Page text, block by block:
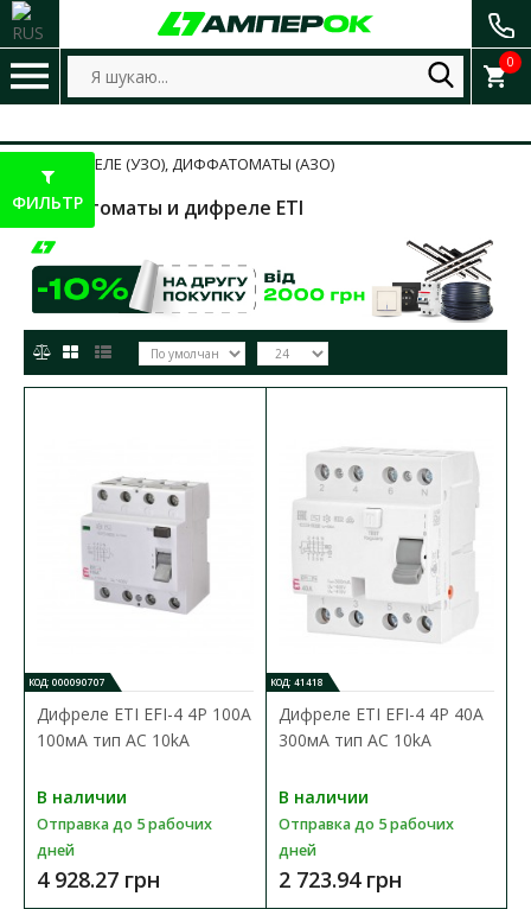
0
ДИФФРЕЛЕ (УЗО), ДИФФАТОМАТЫ (АЗО)
Дифавтоматы и дифреле ETI
КОД: 000090707
Дифреле ЕТІ EFI-4 4P 100А
100мА тип AC 10kA
В наличии
Отправка до 5 рабочих
дней
4 928.27 грн
КОД: 41418
Дифреле ЕТІ EFI-4 4P 40А
300мА тип AC 10kA
В наличии
Отправка до 5 рабочих
дней
2 723.94 грн
ФИЛЬТР